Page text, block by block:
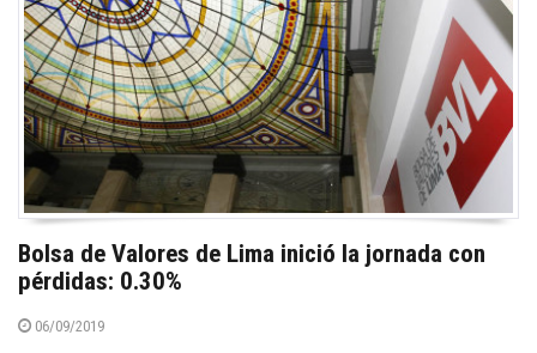
Bolsa de Valores de Lima inició la jornada con
pérdidas: 0.30%
06/09/2019